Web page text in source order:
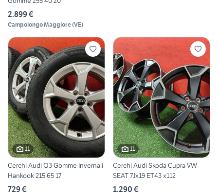
2.899 €
Campolongo Maggiore(VE)
11
Cerchi Audi Q3 Gomme Invernali
Hankook 215 65 17
729 €
11
Cerchi Audi Skoda Cupra VW
SEAT 7Jx19 ET43 x112
1.290 €